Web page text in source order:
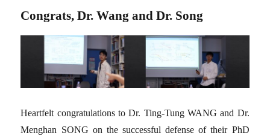
Congrats, Dr. Wang and Dr. Song
Heartfelt congratulations to Dr. Ting-Tung WANG and Dr.
Menghan SONG on the successful defense of their PhD